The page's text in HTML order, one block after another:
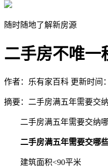
随时随地了解新房源
二手房不唯一
作者：乐有家百科 更新时间
摘要： 二手房满五年需要交
二手房满五年需要交纳
二手房满五年需要交哪
建筑面积<90平米